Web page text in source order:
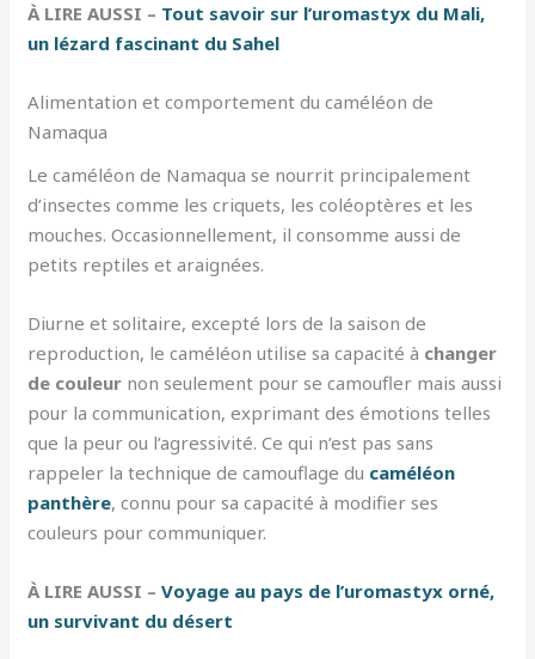
À LIRE AUSSI – Tout savoir sur l’uromastyx du Mali,
un lézard fascinant du Sahel
Alimentation et comportement du caméléon de
Namaqua
Le caméléon de Namaqua se nourrit principalement
d’insectes comme les criquets, les coléoptères et les
mouches. Occasionnellement, il consomme aussi de
petits reptiles et araignées.
Diurne et solitaire, excepté lors de la saison de
reproduction, le caméléon utilise sa capacité à changer
de couleur non seulement pour se camoufler mais aussi
pour la communication, exprimant des émotions telles
que la peur ou l’agressivité. Ce qui n’est pas sans
rappeler la technique de camouflage du caméléon
panthère, connu pour sa capacité à modifier ses
couleurs pour communiquer.
À LIRE AUSSI –Voyage au pays de l’uromastyx orné,
un survivant du désert